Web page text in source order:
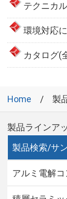
テクニカ
環境対応
カタログ(
Home 製
製品ラインア
製品検索/サ
アルミ電解